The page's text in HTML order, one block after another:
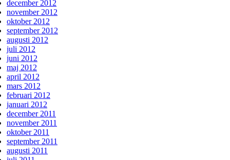
december 2012
november 2012
oktober 2012
september 2012
augusti 2012
juli 2012
juni 2012
maj 2012
april 2012
mars 2012
februari 2012
januari 2012
december 2011
november 2011
oktober 2011
september 2011
augusti 2011